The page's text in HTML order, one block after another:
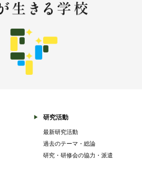
研究活動
最新研究活動
過去のテーマ・総論
研究・研修会の協力・派遣